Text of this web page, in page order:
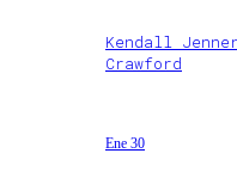
Kendall
Crawford
Ene 30